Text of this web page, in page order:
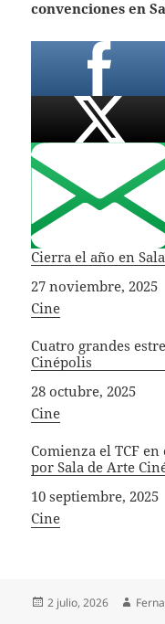
convenciones en
Cierra el año en
Fecha
27 noviembre, 2025
In relation to
Cine
Cuatro grandes
Cinépolis
Fecha
28 octubre, 2025
In relation to
Cine
Comienza el TCF
por Sala de Arte
Fecha
10 septiembre, 2025
In relation to
Cine
Publicado
2 julio, 2026 Autor